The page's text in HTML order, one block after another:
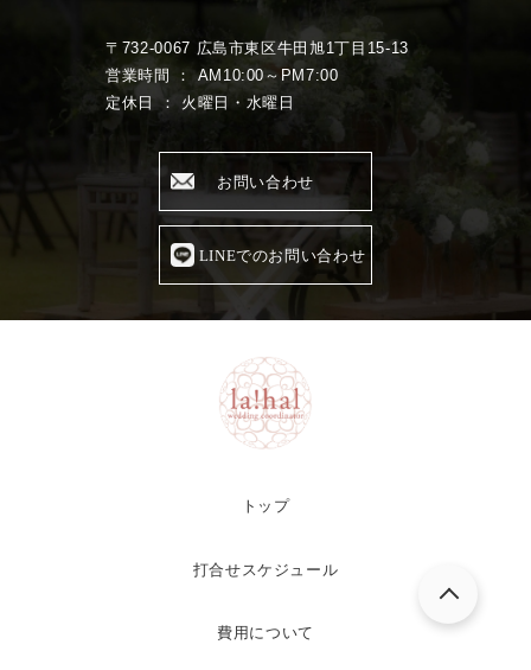
〒732-0067 広島市東区牛田旭1丁目15-13
営業時間 ： AM10:00～PM7:00
定休日 ： 火曜日・水曜日
お問い合わせ
LINEでのお問い合わせ
トップ
打合せスケジュール
費用について